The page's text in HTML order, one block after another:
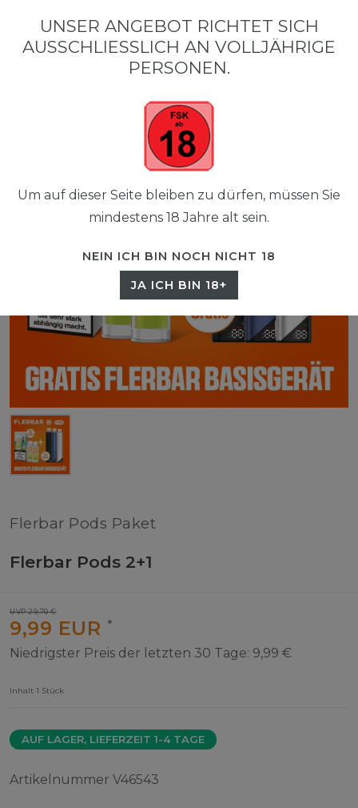
0
0,00 EUR
Flerbar Pods Paket
Flerbar Pods 2+1
UVP 29,70 €
9,99 EUR *
Niedrigster Preis der letzten 30 Tage: 9,99 €
Inhalt 1 Stück
AUF LAGER, LIEFERZEIT 1-4 TAGE
Artikelnummer V46543
UNSER ANGEBOT RICHTET SICH
AUSSCHLIESSLICH AN VOLLJÄHRIGE P
ERSONEN.
Um auf dieser Seite bleiben zu dürfen, müssen Sie
mindestens 18 Jahre alt sein.
NEIN ICH BIN NOCH NICHT 18
JA ICH BIN 18+